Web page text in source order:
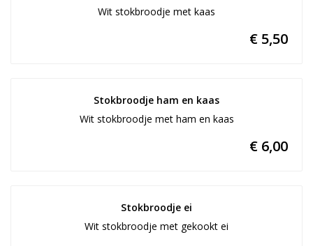
Wit stokbroodje met kaas
€ 5,50
Stokbroodje ham en kaas
Wit stokbroodje met ham en kaas
€ 6,00
Stokbroodje ei
Wit stokbroodje met gekookt ei